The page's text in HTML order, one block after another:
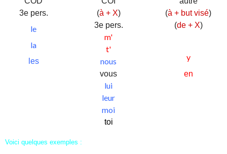
3e pers.
le
la
les
(à + X)
3e pers.
m'
t'
nous
vous
lui
leur
moi
toi
(à + but visé)
(de + X)
y
en
Voici quelques exemples :